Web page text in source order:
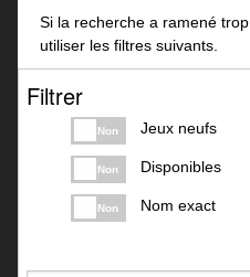
Si la recherche a ramené
utiliser les filtres suivants.
Filtrer
Non Jeux neufs
Non Disponibles
Non Nom exact